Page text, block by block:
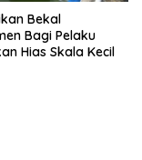
Bekal
Bagi Pelaku
Hias Skala Kecil